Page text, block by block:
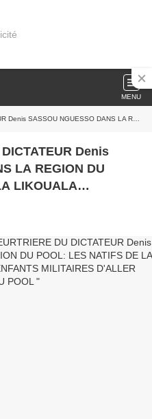
MENU
LA LIKOUALA INTERDISENT LEURS ENFANTS MILITAIRES D'ALLER COMBATTRE DANS LE RÉGION DU POOL
Denis
LA REGION DU
LIKOUALA
MILITAIRES
LE RÉGION DU